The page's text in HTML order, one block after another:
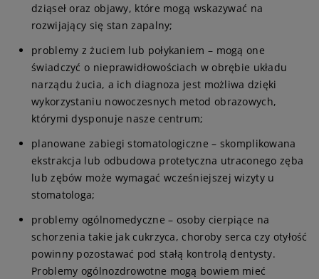
dziąseł oraz objawy, które mogą wskazywać na
rozwijający się stan zapalny;
problemy z żuciem lub połykaniem – mogą one
świadczyć o nieprawidłowościach w obrębie układu
narządu żucia, a ich diagnoza jest możliwa dzięki
wykorzystaniu nowoczesnych metod obrazowych,
którymi dysponuje nasze centrum;
planowane zabiegi stomatologiczne – skomplikowana
ekstrakcja lub odbudowa protetyczna utraconego zęba
lub zębów może wymagać wcześniejszej wizyty u
stomatologa;
problemy ogólnomedyczne – osoby cierpiące na
schorzenia takie jak cukrzyca, choroby serca czy otyłość
powinny pozostawać pod stałą kontrolą dentysty.
Problemy ogólnozdrowotne mogą bowiem mieć